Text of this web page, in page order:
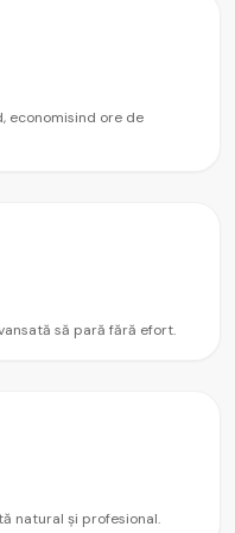
economisind ore de
să pară fără efort.
natural și profesional.